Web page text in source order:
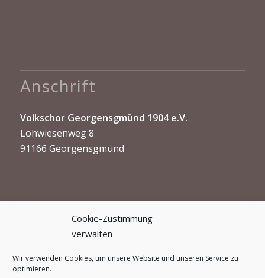
Cookie-Zustimmung
verwalten
Wir verwenden Cookies, um unsere Website und unseren Service zu
optimieren.
Anschrift
Volkschor Georgensgmünd 1904 e.V.
Lohwiesenweg 8
91166 Georgensgmünd
Kontakt
info@volkschor-georgensgmuend.de